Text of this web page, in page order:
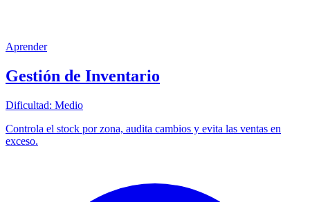
Aprender
Gestión de Inventario
Dificultad: Medio
Controla el stock por zona, audita cambios y evita las ventas en
exceso.